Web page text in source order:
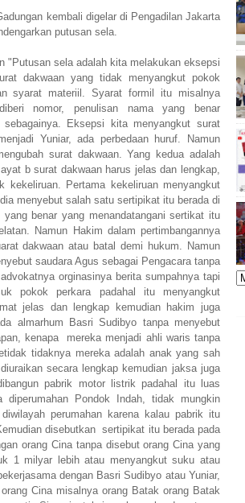
kembali digelar di Pengadilan Jakarta
putusan sela.
"Putusan sela adalah kita melakukan eksepsi
dakwaan yang tidak menyangkut pokok
syarat materiil. Syarat formil itu misalnya
nomor, penulisan nama yang benar
sebagainya. Eksepsi kita menyangkut surat
Yuniar, ada perbedaan huruf. Namun
surat dakwaan. Yang kedua adalah
b surat dakwaan harus jelas dan lengkap,
kekeliruan. Pertama kekeliruan menyangkut
menyebut salah satu sertipikat itu berada di
benar yang menandatangani sertikat itu
Namun Hakim dalam pertimbangannya
dakwaan atau batal demi hukum. Namun
saudara Agus sebagai Pengacara tanpa
orginasinya berita sumpahnya tapi
pokok perkara padahal itu menyangkut
jelas dan lengkap kemudian hakim juga
almarhum Basri Sudibyo tanpa menyebut
kenapa mereka menjadi ahli waris tanpa
tidaknya mereka adalah anak yang sah
secara lengkap kemudian jaksa juga
pabrik motor listrik padahal itu luas
Pondok Indah, tidak mungkin
perumahan karena kalau pabrik itu
disebutkan sertipikat itu berada pada
orang Cina tanpa disebut orang Cina yang
1 milyar lebih atau menyangkut suku atau
dengan Basri Sudibyo atau Yuniar,
Cina misalnya orang Batak orang Batak